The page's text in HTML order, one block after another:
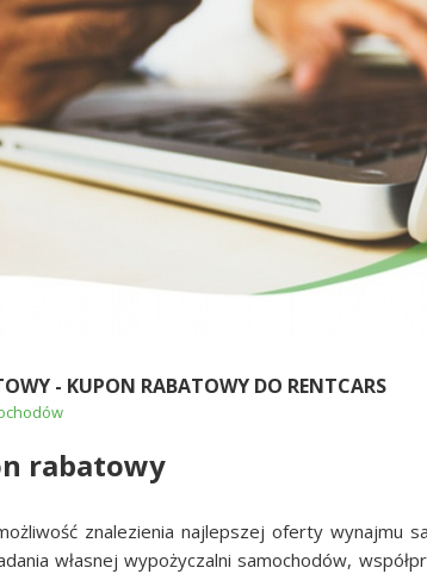
- KUPON RABATOWY DO RENTCARS
rabatowy
znalezienia najlepszej oferty wynajmu
własnej wypożyczalni samochodów,